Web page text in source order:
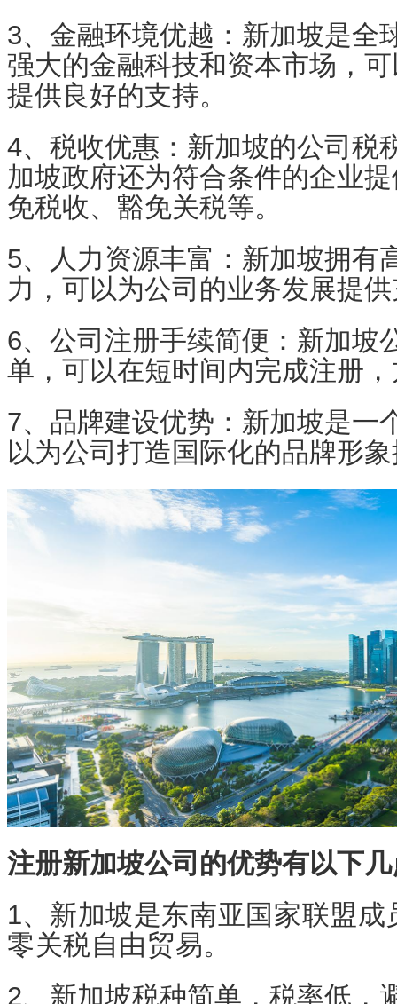
3、金融环境优越：新加坡是全
强大的金融科技和资本市场，
提供良好的支持。
4、税收优惠：新加坡的公司税
加坡政府还为符合条件的企业
免税收、豁免关税等。
5、人力资源丰富：新加坡拥有
力，可以为公司的业务发展提
6、公司注册手续简便：新加坡
单，可以在短时间内完成注册
7、品牌建设优势：新加坡是一
以为公司打造国际化的品牌形
注册新加坡公司的优势有以下
1、 新加坡是东南亚国家联盟
零关税自由贸易。
2、新加坡税种简单，税率低，